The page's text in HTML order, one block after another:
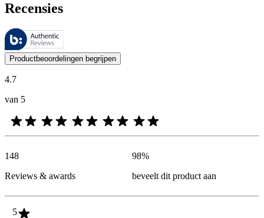
Recensies
Deze beoordelingen worden beheerd door Bazaarvoice en voldoen
De mening van onze klanten is nuttig voor iedereen, of het nu een
Productbeoordelingen begrijpen
4.7
van 5
148
Reviews & awards
98%
beveelt dit product aan
5